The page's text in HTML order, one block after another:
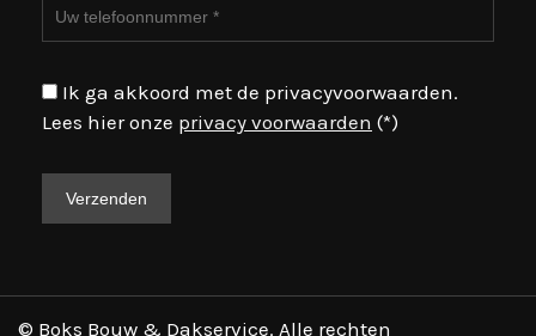
Ik ga akkoord met de privacyvoorwaarden.
Lees hier onze privacy voorwaarden (*)
© Boks Bouw & Dakservice. Alle rechten